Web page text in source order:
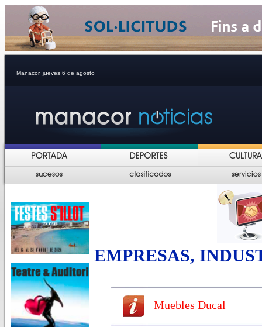
Manacor, jueves 6 de agosto
EMPRESAS,
Muebles Ducal